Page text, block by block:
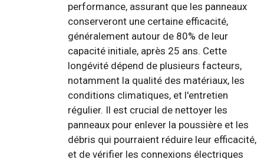
performance, assurant que les panneaux
conserveront une certaine efficacité,
généralement autour de 80% de leur
capacité initiale, après 25 ans. Cette
longévité dépend de plusieurs facteurs,
notamment la qualité des matériaux, les
conditions climatiques, et l'entretien
régulier. Il est crucial de nettoyer les
panneaux pour enlever la poussière et les
débris qui pourraient réduire leur efficacité,
et de vérifier les connexions électriques